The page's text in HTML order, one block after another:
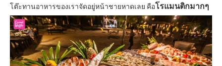
โต๊ะทานอาหารของเราจัดอยู่หน้าชายหาดเลย คือโรแมนติกมากๆ